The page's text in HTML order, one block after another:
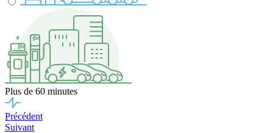
Plus de 60 minutes
Précédent
Suivant